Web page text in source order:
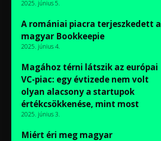
2025. június 5.
A romániai piacra terjeszkedett a
magyar Bookkeepie
2025. június 4.
Magához térni látszik az európai
VC-piac: egy évtizede nem volt
olyan alacsony a startupok
értékcsökkenése, mint most
2025. június 3.
Miért éri meg magyar